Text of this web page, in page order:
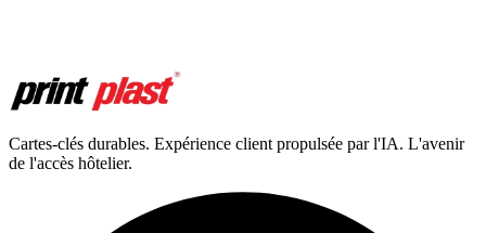
Cartes-clés durables. Expérience client propulsée par l'IA. L'avenir
de l'accès hôtelier.